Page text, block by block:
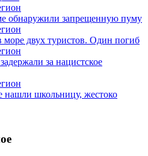
обнаружили запрещенную пуму
море двух туристов. Один погиб
за нацистское
нашли школьницу, жестоко